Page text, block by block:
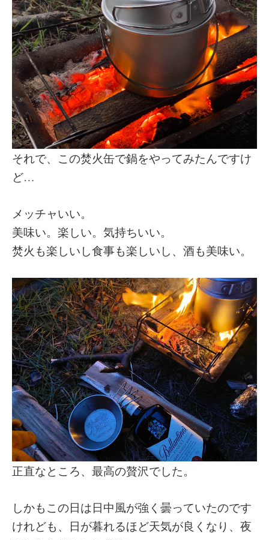
それで、この焚火缶で鍋をやってみたんですけ
ど…
メッチャいい。
美味い。楽しい。気持ちいい。
焚火も楽しいし食事も楽しいし、酒も美味い。
正直なところ、最高の贅沢でした。
しかもこの日は日中風が強く曇っていたのです
けれども、日が暮れるほど天気が良くなり、夜